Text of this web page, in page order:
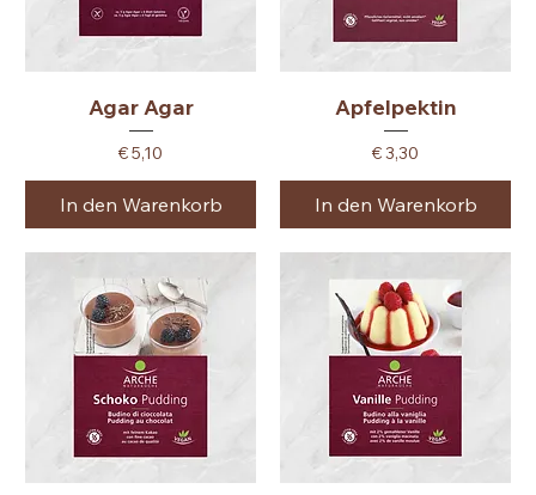
Agar Agar
Preis
€ 5,10
In den Warenkorb
Apfelpektin
Preis
€ 3,30
In den Warenkorb